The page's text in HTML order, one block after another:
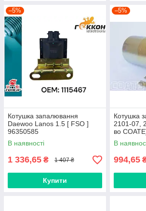
–5%
Котушка запалювання
Daewoo Lanos 1.5 [ FSO ]
96350585
В наявності
1 336,65 ₴ 1 407 ₴
Купити
–5%
Котушка
2101-07,
во
В
994,65